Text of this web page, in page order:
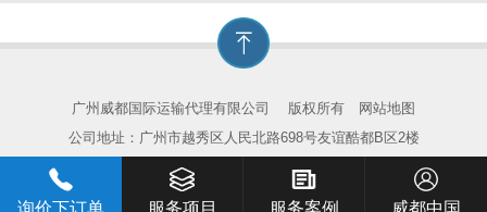
广州威都国际运输代理有限公司 版权所有
网站地图
公司地址：广州市越秀区人民北路698号友谊酷都B区2楼
询价下订单 服务项目 服务案例 威都中国